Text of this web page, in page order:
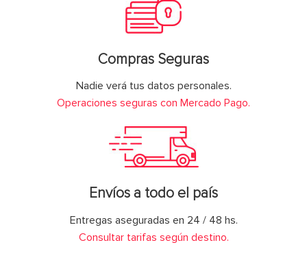
Compras Seguras
Nadie verá tus datos personales.
Operaciones seguras con Mercado Pago.
Envíos a todo el país
Entregas aseguradas en 24 / 48 hs.
Consultar tarifas según destino.